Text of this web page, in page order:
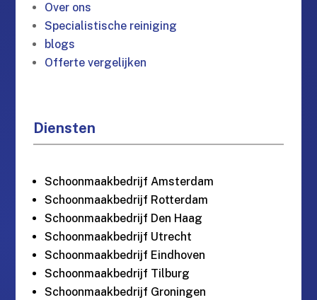
Over ons
Specialistische reiniging
blogs
Offerte vergelijken
Diensten
Schoonmaakbedrijf Amsterdam
Schoonmaakbedrijf Rotterdam
Schoonmaakbedrijf Den Haag
Schoonmaakbedrijf Utrecht
Schoonmaakbedrijf Eindhoven
Schoonmaakbedrijf Tilburg
Schoonmaakbedrijf Groningen